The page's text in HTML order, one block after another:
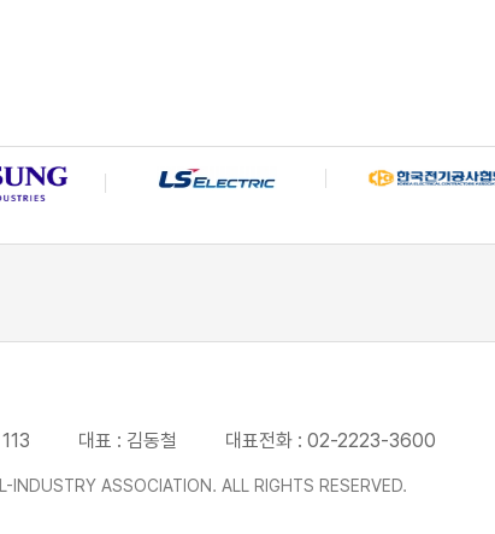
대표 : 김동철 대표전화 : 02-2223-3600
INDUSTRY ASSOCIATION. ALL RIGHTS RESERVED.